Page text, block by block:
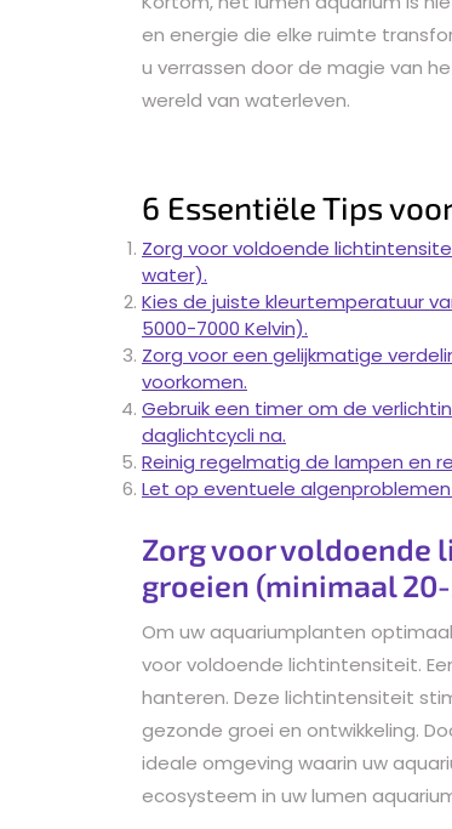
en energie die elke ruimte
u verrassen door de magie van
wereld van waterleven.
6 Essentiële Tips
Zorg voor voldoende
water).
Kies de juiste kleurtemperatuur
5000-7000 Kelvin).
Zorg voor een gelijkmatige
voorkomen.
Gebruik een timer om de
daglichtcycli na.
Reinig regelmatig de lampen en
Let op eventuele
Zorg voor
groeien (minimaal
Om uw aquariumplanten
voor voldoende lichtintensiteit.
hanteren. Deze lichtintensiteit
gezonde groei en ontwikkeling.
ideale omgeving waarin uw
ecosysteem in uw lumen